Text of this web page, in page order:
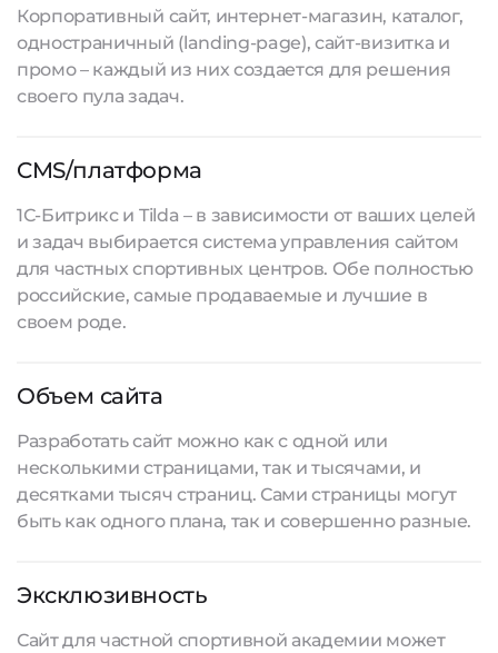
Корпоративный сайт, интернет-магазин, каталог,
одностраничный (landing-page), сайт-визитка и
промо – каждый из них создается для решения
своего пула задач.
CMS/платформа
1С-Битрикс и Tilda – в зависимости от ваших целей
и задач выбирается система управления сайтом
для частных спортивных центров. Обе полностью
российские, самые продаваемые и лучшие в
своем роде.
Объем сайта
Разработать сайтможно как с одной или
несколькими страницами, так и тысячами, и
десятками тысяч страниц. Сами страницы могут
быть как одного плана, так и совершенно разные.
Эксклюзивность
Сайт для частной спортивной академии может